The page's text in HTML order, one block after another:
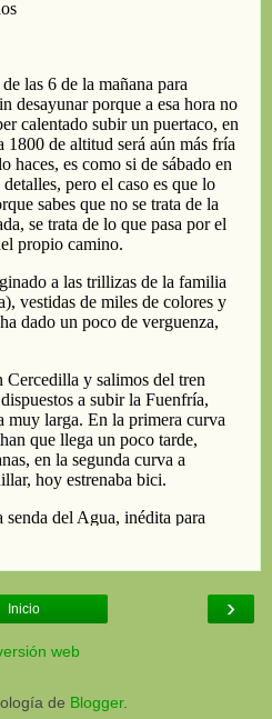
›
Inicio
web
de Blogger.